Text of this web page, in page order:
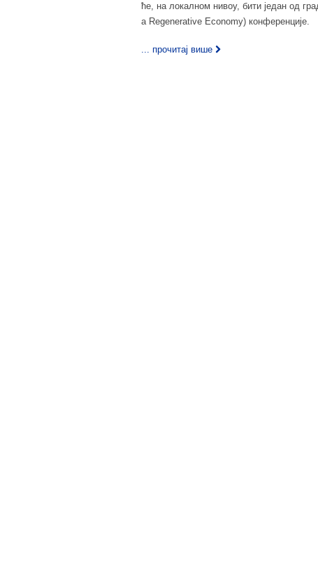
ће, на локалном нивоу, бити један од
a Regenerative Economy) конференције.
... прочитај више